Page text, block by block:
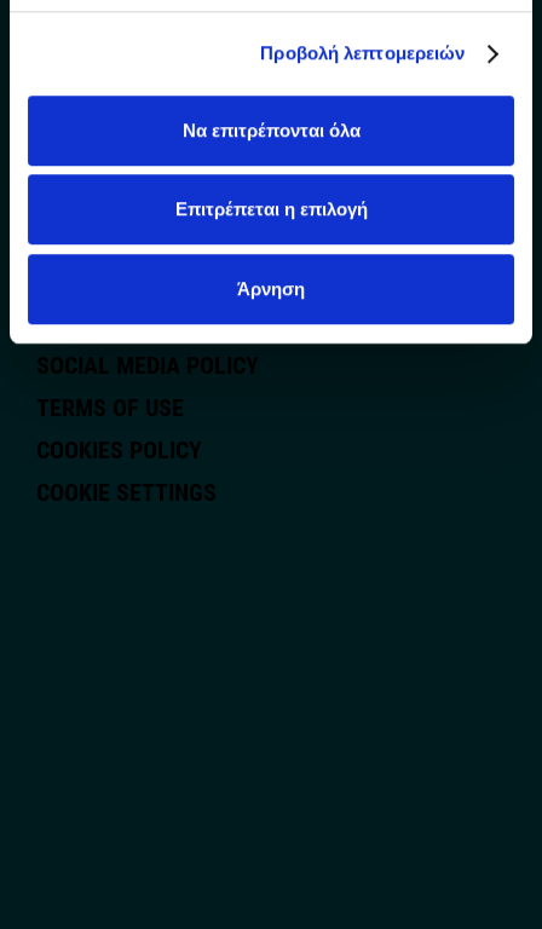
Προβολή λεπτομερειών
Να επιτρέπονται όλα
Επιτρέπεται η επιλογή
Άρνηση
RESPONSIBLE CONSUMPTION
FOOD SAFETY POLICY
DATA PRIVACY POLICY
SOCIAL MEDIA POLICY
TERMS OF USE
COOKIES POLICY
COOKIE SETTINGS